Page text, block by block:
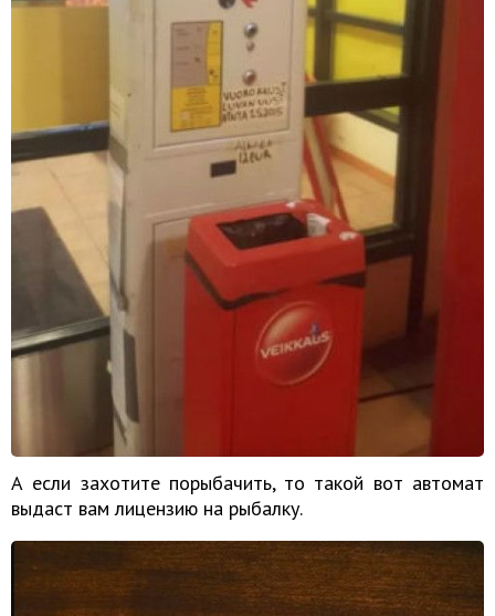
А если захотите порыбачить, то такой вот автомат
выдаст вам лицензию на рыбалку.